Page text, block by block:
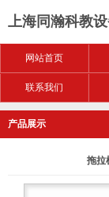
上海同瀚科教
网站首页
联系我们
产品展示
拖拉